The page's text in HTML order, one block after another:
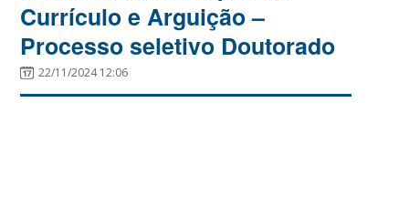
Currículo e Arguição –
Processo seletivo Doutorado
22/11/2024 12:06